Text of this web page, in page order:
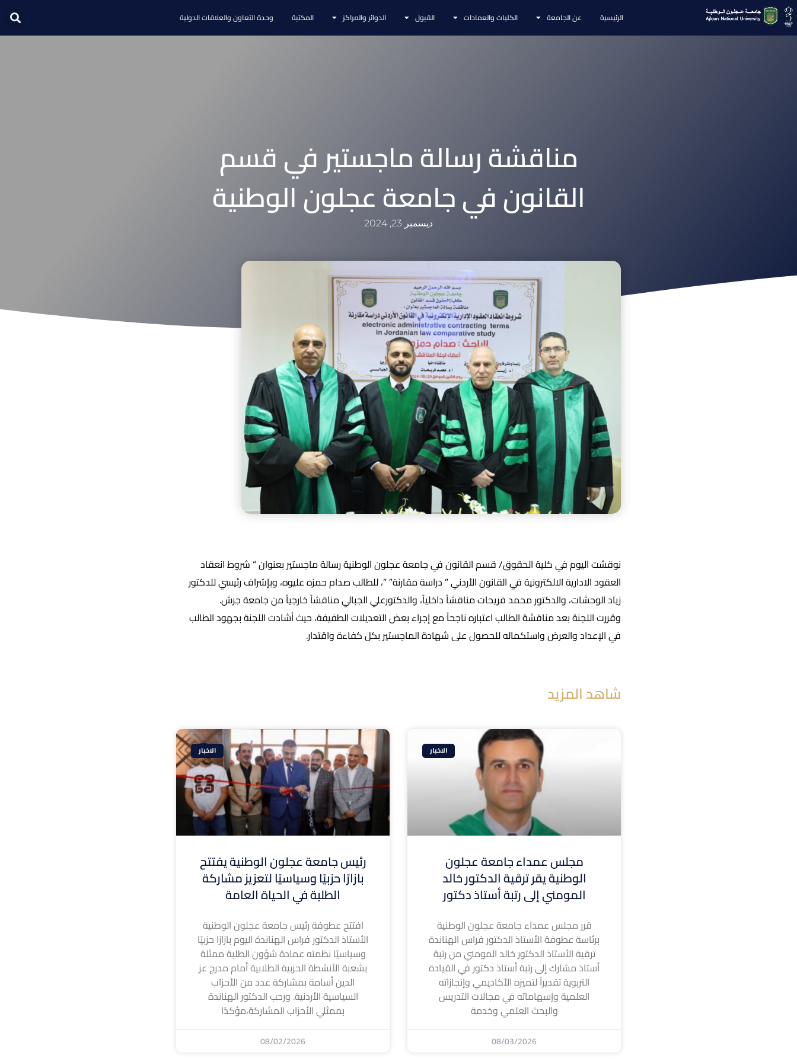
الرئيسية عن الجامعة الكليات والعمادات القبول الدوائر والمراكز المكتبة وحدة التعاون والعلاقات الدولية
مناقشة رسالة ماجستير في قسم
القانون في جامعة عجلون الوطنية‎
ديسمبر 23, 2024
نوقشت اليوم في كلية الحقوق/ قسم القانون في جامعة عجلون ‎الوطنية رسالة ماجستير بعنوان “ شروط انعقاد
العقود الادارية الالكترونية في القانون الأردني ” دراسة مقارنة” ”، للطالب صدام حمزه عليوه، وبإشراف رئيسي للدكتور
زياد الوحشات، والدكتور محمد فريحات مناقشاً داخلياً، والدكتورعلي الجبالي مناقشاً خارجياً من جامعة جرش.
وقررت اللجنة بعد مناقشة الطالب اعتباره ناجحاً مع إجراء بعض التعديلات الطفيفة، حيث أشادت اللجنة بجهود الطالب
في الإعداد والعرض واستكماله للحصول على شهادة الماجستير بكل كفاءة واقتدار.
شاهد المزيد
الاخبار
مجلس عمداء جامعة عجلون
الوطنية يقر ترقية الدكتور خالد
المومني إلى رتبة أستاذ دكتور
قرر مجلس عمداء جامعة عجلون الوطنية
برئاسة عطوفة الأستاذ الدكتور فراس الهناندة
ترقية الأستاذ الدكتور خالد المومني من رتبة
أستاذ مشارك إلى رتبة أستاذ دكتور في القيادة
التربوية تقديراً لتميزه الأكاديمي وإنجازاته
العلمية وإسهاماته في مجالات التدريس
والبحث العلمي وخدمة
08/03/2026
الاخبار
رئيس جامعة عجلون الوطنية يفتتح
بازارًا حزبيًا وسياسيًا لتعزيز مشاركة
الطلبة في الحياة العامة
افتتح عطوفة رئيس جامعة عجلون الوطنية
الأستاذ الدكتور فراس الهناندة اليوم بازارًا حزبيًا
وسياسيًا نظمته عمادة شؤون الطلبة ممثلة
بشعبة الأنشطة الحزبية الطلابية أمام مدرج عز
الدين أسامة بمشاركة عدد من الأحزاب
السياسية الأردنية. ورحب الدكتور الهناندة
بممثلي الأحزاب المشاركة،مؤكدًا
08/02/2026